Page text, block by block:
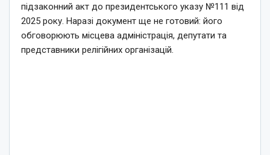
підзаконний акт до президентського указу №111 від
2025 року. Наразі документ ще не готовий: його
обговорюють місцева адміністрація, депутати та
представники релігійних організацій.